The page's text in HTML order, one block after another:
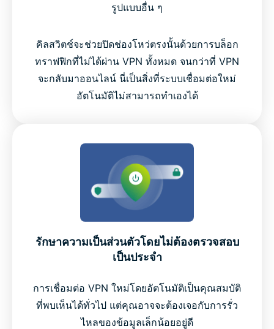
รูปแบบอื่น ๆ
คิลสวิตช์จะช่วยปิดช่องโหว่ตรงนั้นด้วยการบล็อก
ทราฟฟิกที่ไม่ได้ผ่าน VPN ทั้งหมด จนกว่าที่ VPN
จะกลับมาออนไลน์ นี่เป็นสิ่งที่ระบบเชื่อมต่อใหม่
อัตโนมัติไม่สามารถทำเองได้
รักษาความเป็นส่วนตัวโดยไม่ต้องตรวจสอบ
เป็นประจำ
การเชื่อมต่อ VPN ใหม่โดยอัตโนมัติเป็นคุณสมบัติ
ที่พบเห็นได้ทั่วไป แต่คุณอาจจะต้องเจอกับการรั่ว
ไหลของข้อมูลเล็กน้อยอยู่ดี